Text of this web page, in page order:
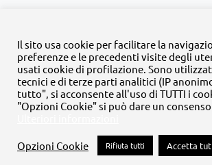
© Copyright 2020 -2026 | Tutti i diritti
progetto dellaFondazione Palazzo
FacebookInstagram
Twitter
Il sito usa cookie per facilitare la
preferenze e le precedenti visite degli
usati cookie di profilazione. Sono
tecnici e di terze parti analitici (IP
tutto", si acconsente all'uso di TUTTI i
"Opzioni Cookie" si può dare un
Opzioni Cookie Rifiuta tutti Accetta